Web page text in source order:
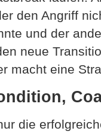
den Angriff
und der
neue
macht eine
die